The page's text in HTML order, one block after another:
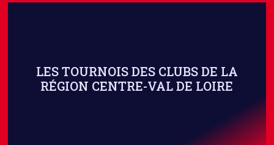
LES TOURNOIS DES CLUBS DE LA
RÉGION CENTRE-VAL DE LOIRE